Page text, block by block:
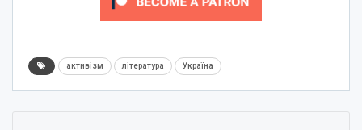
активізм література Україна